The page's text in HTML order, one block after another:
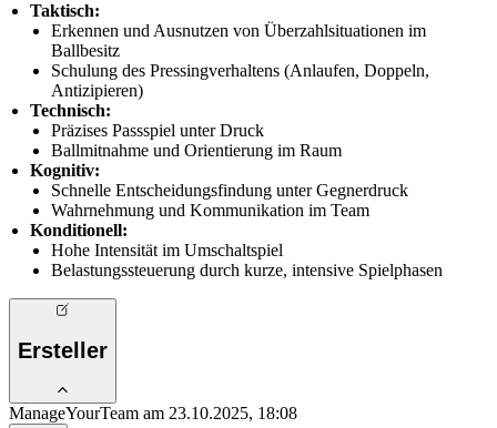
Taktisch:
Erkennen und Ausnutzen von Überzahlsituationen im
Ballbesitz
Schulung des Pressingverhaltens (Anlaufen, Doppeln,
Antizipieren)
Technisch:
Präzises Passspiel unter Druck
Ballmitnahme und Orientierung im Raum
Kognitiv:
Schnelle Entscheidungsfindung unter Gegnerdruck
Wahrnehmung und Kommunikation im Team
Konditionell:
Hohe Intensität im Umschaltspiel
Belastungssteuerung durch kurze, intensive Spielphasen
Ersteller
ManageYourTeam am 23.10.2025, 18:08